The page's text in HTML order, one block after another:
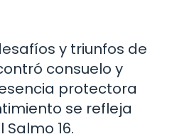
y triunfos de
consuelo y
protectora
se refleja
16.